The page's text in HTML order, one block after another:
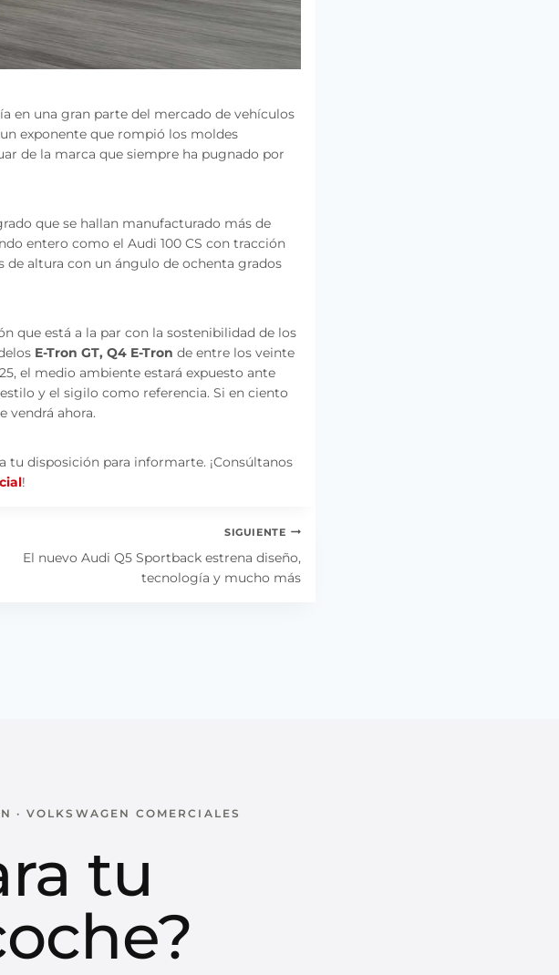
en una gran parte del mercado de vehículos
exponente que rompió los moldes
de la marca que siempre ha pugnado por
que se hallan manufacturado más de
entero como el Audi 100 CS con tracción
altura con un ángulo de ochenta grados
que está a la par con la sostenibilidad de los
E-Tron GT, Q4 E-Tron de entre los veinte
el medio ambiente estará expuesto ante
y el sigilo como referencia. Si en ciento
vendrá ahora.
tu disposición para informarte. ¡Consúltanos
!
SIGUIENTE
El nuevo Audi Q5 Sportback estrena diseño,
tecnología y mucho más
· VOLKSWAGEN COMERCIALES
tu